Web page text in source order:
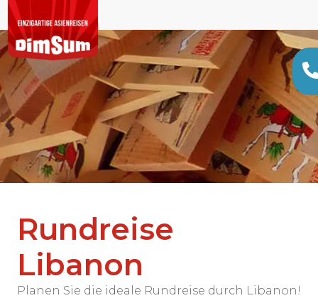
Rundreise
Libanon
Planen Sie die ideale Rundreise durch Libanon!